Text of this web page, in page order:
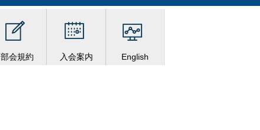
部会規約 入会案内 English